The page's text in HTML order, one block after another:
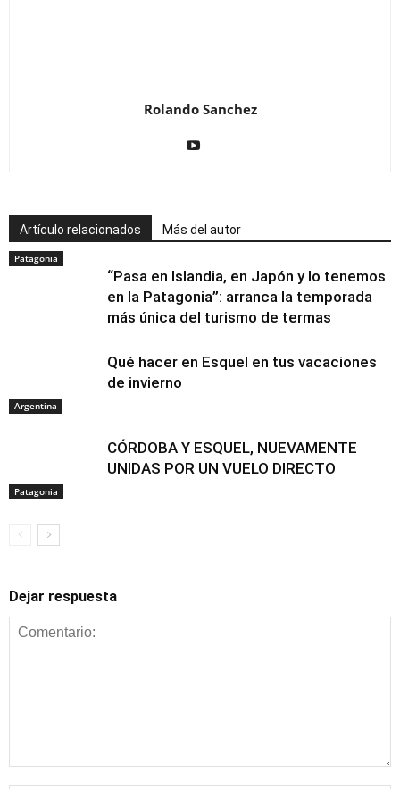
Rolando Sanchez
Artículo relacionados Más del autor
Patagonia
“Pasa en Islandia, en Japón y lo tenemos
en la Patagonia”: arranca la temporada
más única del turismo de termas
Argentina
Qué hacer en Esquel en tus vacaciones
de invierno
Patagonia
CÓRDOBA Y ESQUEL, NUEVAMENTE
UNIDAS POR UN VUELO DIRECTO
Dejar respuesta